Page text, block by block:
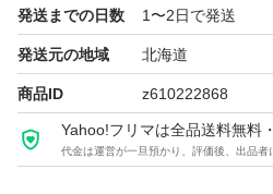
※潰れ等に不安がある場合、発
能です。ご購入前にコメントい
だきます。
※新品未使用ではございますが
発送までの日数 1〜2日で発送
発送元の地域 北海道
商品ID z610222868
Yahoo!フリマは全品送料無料
代金は運営が一旦預かり、評価後、出品者